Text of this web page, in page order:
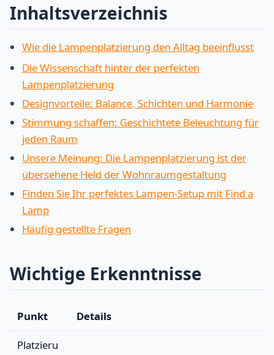
Inhaltsverzeichnis
Wie die Lampenplatzierung den Alltag beeinflusst
Die Wissenschaft hinter der perfekten
Lampenplatzierung
Designvorteile: Balance, Schichten und Harmonie
Stimmung schaffen: Geschichtete Beleuchtung für
jeden Raum
Unsere Meinung: Die Lampenplatzierung ist der
übersehene Held der Wohnraumgestaltung
Finden Sie Ihr perfektes Lampen-Setup mit Find a
Lamp
Häufig gestellte Fragen
Wichtige Erkenntnisse
Punkt Details
Platzieru